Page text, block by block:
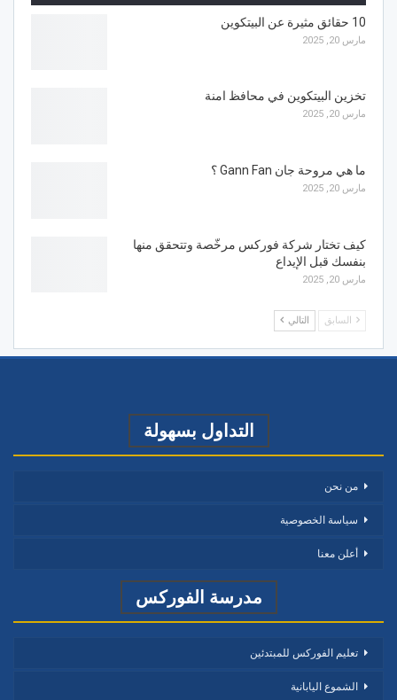
10 حقائق مثيرة عن البيتكوين
مارس 20, 2025
تخزين البيتكوين في محافظ امنة
مارس 20, 2025
ما هي مروحة جان Gann Fan ؟
مارس 20, 2025
كيف تختار شركة فوركس مرخّصة وتتحقق منها
بنفسك قبل الإيداع
مارس 20, 2025
السابق التالي
التداول بسهولة
من نحن
سياسة الخصوصية
أعلن معنا
مدرسة الفوركس
تعليم الفوركس للمبتدئين
الشموع اليابانية